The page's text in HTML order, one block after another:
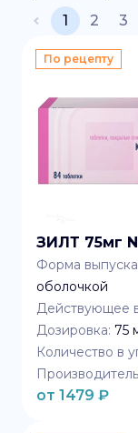
1 2 3
По рецепту
ЗИЛТ 75мг
Форма
оболочкой
Действующее
Дозировка: 75
Количество в
от 1479 ₽